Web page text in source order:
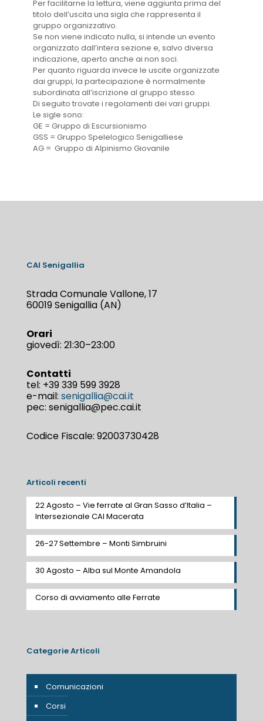
Per facilitarne la lettura, viene aggiunta prima del
titolo dell’uscita una sigla che rappresenta il
gruppo organizzativo.
Se non viene indicato nulla, si intende un evento
organizzato dall’intera sezione e, salvo diversa
indicazione, aperto anche ai non soci.
Per quanto riguarda invece le uscite organizzate
dai gruppi, la partecipazione è normalmente
subordinata all’iscrizione al gruppo stesso.
Di seguito trovate i regolamenti dei vari gruppi.
Le sigle sono:
GE = Gruppo di Escursionismo
GSS = Gruppo Spelelogico Senigalliese
AG = Gruppo di Alpinismo Giovanile
CAI Senigallia
Strada Comunale Vallone, 17
60019 Senigallia (AN)
Orari
giovedì: 21:30–23:00
Contatti
tel: +39 339 599 3928
e-mail: senigallia@cai.it
pec: senigallia@pec.cai.it
Codice Fiscale: 92003730428
Articoli recenti
22 Agosto – Vie ferrate al Gran Sasso d’Italia –
Intersezionale CAI Macerata
26-27 Settembre – Monti Simbruini
30 Agosto – Alba sul Monte Amandola
Corso di avviamento alle Ferrate
Categorie Articoli
Comunicazioni
Corsi